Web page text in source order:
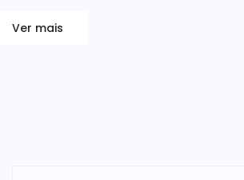
Ver mais